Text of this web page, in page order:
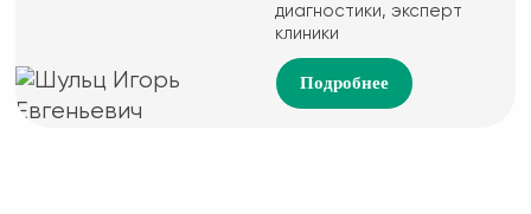
диагностики, эксперт
клиники
Подробнее